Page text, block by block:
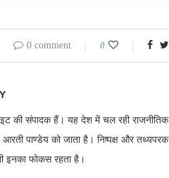
0 comment 0
की संपादक हैं। यह देश में चल रही
पाण्डेय को जाता है। निष्पक्ष और तथ्यपरक
इनका फोकस रहता है।